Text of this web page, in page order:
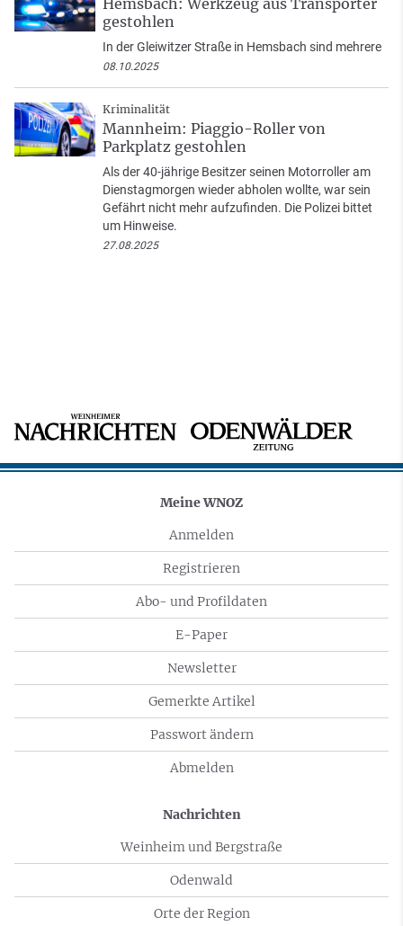
Hemsbach: Werkzeug aus Transporter
gestohlen
In der Gleiwitzer Straße in Hemsbach sind mehrere
08.10.2025
Kriminalität
Mannheim: Piaggio-Roller von
Parkplatz gestohlen
Als der 40-jährige Besitzer seinen Motorroller am
Dienstagmorgen wieder abholen wollte, war sein
Gefährt nicht mehr aufzufinden. Die Polizei bittet
um Hinweise.
27.08.2025
Meine WNOZ
Anmelden
Registrieren
Abo- und Profildaten
E-Paper
Newsletter
Gemerkte Artikel
Passwort ändern
Abmelden
Nachrichten
Weinheim und Bergstraße
Odenwald
Orte der Region